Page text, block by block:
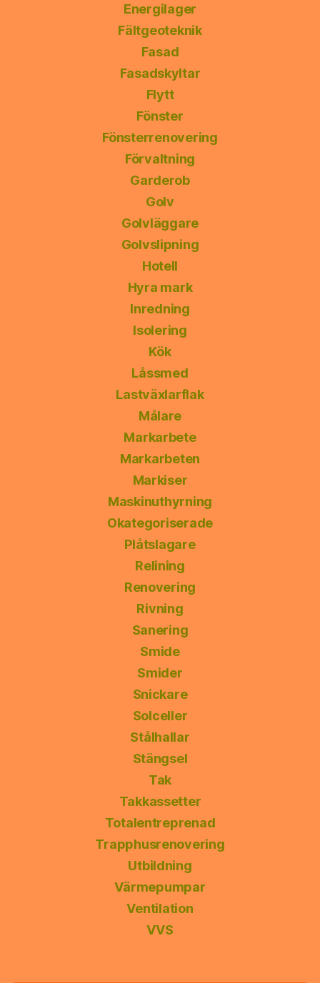
Energilager
Fältgeoteknik
Fasad
Fasadskyltar
Flytt
Fönster
Fönsterrenovering
Förvaltning
Garderob
Golv
Golvläggare
Golvslipning
Hotell
Hyra mark
Inredning
Isolering
Kök
Låssmed
Lastväxlarflak
Målare
Markarbete
Markarbeten
Markiser
Maskinuthyrning
Okategoriserade
Plåtslagare
Relining
Renovering
Rivning
Sanering
Smide
Smider
Snickare
Solceller
Stålhallar
Stängsel
Tak
Takkassetter
Totalentreprenad
Trapphusrenovering
Utbildning
Värmepumpar
Ventilation
VVS